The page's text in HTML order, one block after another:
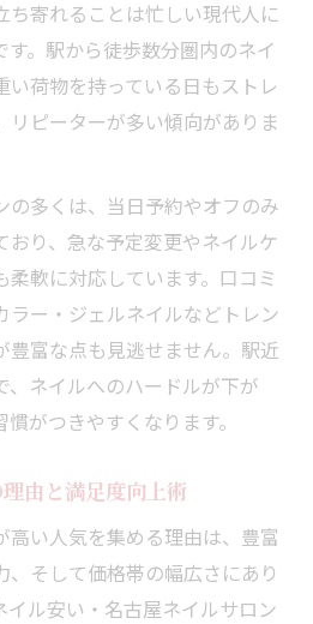
古屋駅を選ぶ納得の理由と
サロン人気の秘密を解説
わない名古屋駅の強み
賢く探す名古屋駅エリア術
古屋駅ネイルサロン比較
きる名古屋駅のコスパ重視
いサービス選びのポイント
名駅ネイルで叶う最新情報
題のトレンドデザイン特集
インを名古屋駅で楽しむ秘
ち寄れることは忙しい現代人に
す。駅から徒歩数分圏内のネイ
い荷物を持っている日もストレ
リピーターが多い傾向がありま
の多くは、当日予約やオフのみ
おり、急な予定変更やネイルケ
軟に対応しています。口コミ
ラー・ジェルネイルなどトレン
豊富な点も見逃せません。駅近
、ネイルへのハードルが下が
がつきやすくなります。
由と満足度向上術
高い人気を集める理由は、豊富
そして価格帯の幅広さにあり
イル安い・名古屋ネイルサロン